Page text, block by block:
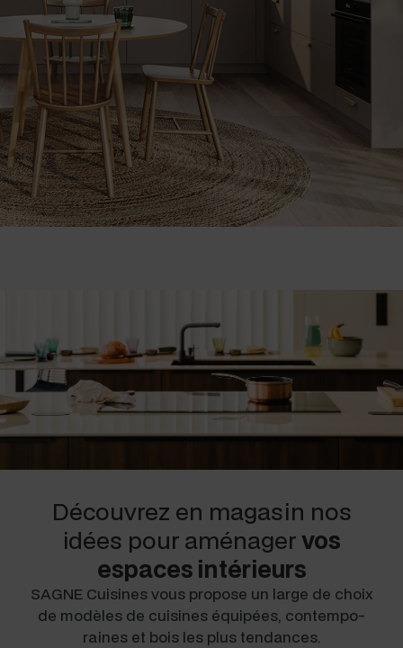
Découvrez en magasin nos
idées pour aménagervos
espaces intérieurs
SAGNE Cuisines vous pro­pose un large de choix
de mod­èles de cuisines équipées, con­tem­po­
raines et bois les plus tendances.